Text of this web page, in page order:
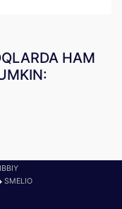
HAM
SMELIO